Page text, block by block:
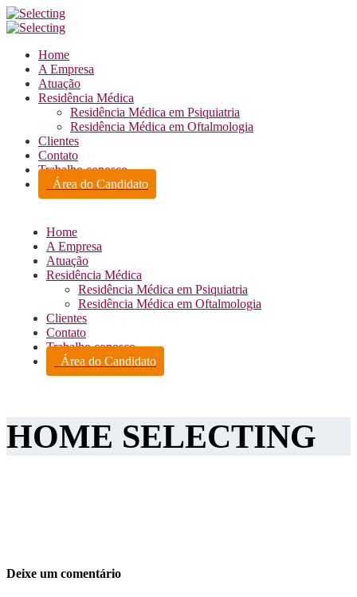
Home
A Empresa
Atuação
Residência Médica
Residência Médica em Psiquiatria
Residência Médica em Oftalmologia
Clientes
Contato
Trabalho conosco
Área do Candidato
Home
A Empresa
Atuação
Residência Médica
Residência Médica em Psiquiatria
Residência Médica em Oftalmologia
Clientes
Contato
Trabalho conosco
Área do Candidato
HOME SELECTING
Deixe um comentário